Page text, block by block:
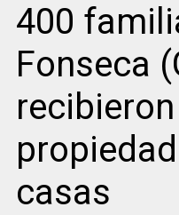
400
Fonseca
casas